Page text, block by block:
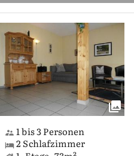
1 bis 3 Personen
2 Schlafzimmer